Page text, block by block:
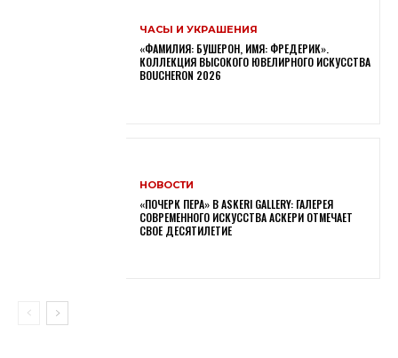
ЧАСЫ И УКРАШЕНИЯ
«ФАМИЛИЯ: БУШЕРОН, ИМЯ: ФРЕДЕРИК».
КОЛЛЕКЦИЯ ВЫСОКОГО ЮВЕЛИРНОГО ИСКУССТВА
BOUCHERON 2026
НОВОСТИ
«ПОЧЕРК ПЕРА» В ASKERI GALLERY: ГАЛЕРЕЯ
СОВРЕМЕННОГО ИСКУССТВА АСКЕРИ ОТМЕЧАЕТ
СВОЕ ДЕСЯТИЛЕТИЕ